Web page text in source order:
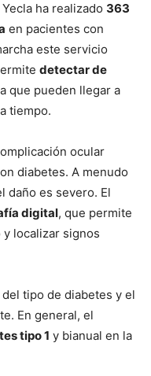
ha realizado 363
en pacientes con
este servicio
detectar de
que pueden llegar a
tiempo.
ocular
diabetes. A menudo
daño es severo. El
digital, que permite
localizar signos
tipo de diabetes y el
En general, el
tipo 1 y bianual en la